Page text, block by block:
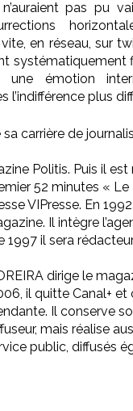
pas pu
en réseau, sur
systématiquement
émotion
plus
carrière de
Politis. Puis il
52 minutes «
VIPresse. En
Il intègre
1997 il sera
dirige le
il quitte Canal+
Il conserve
mais réalise
public, diffusés